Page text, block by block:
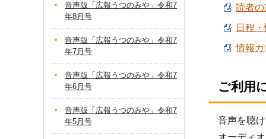
読者
日程
情報
ご利用
音声を聴
音声版「広報うつのみや」令和7
年8月号
音声版「広報うつのみや」令和7
年7月号
音声版「広報うつのみや」令和7
年6月号
音声版「広報うつのみや」令和7
年5月号